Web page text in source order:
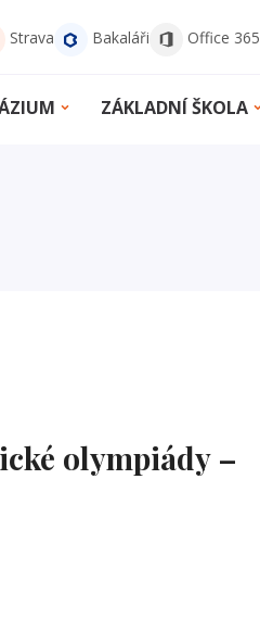
Strava Bakaláři Office 365
ZÁKLADNÍ ŠKOLA
olympiády –